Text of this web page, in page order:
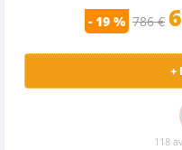
- 19 % 786 €
+
118